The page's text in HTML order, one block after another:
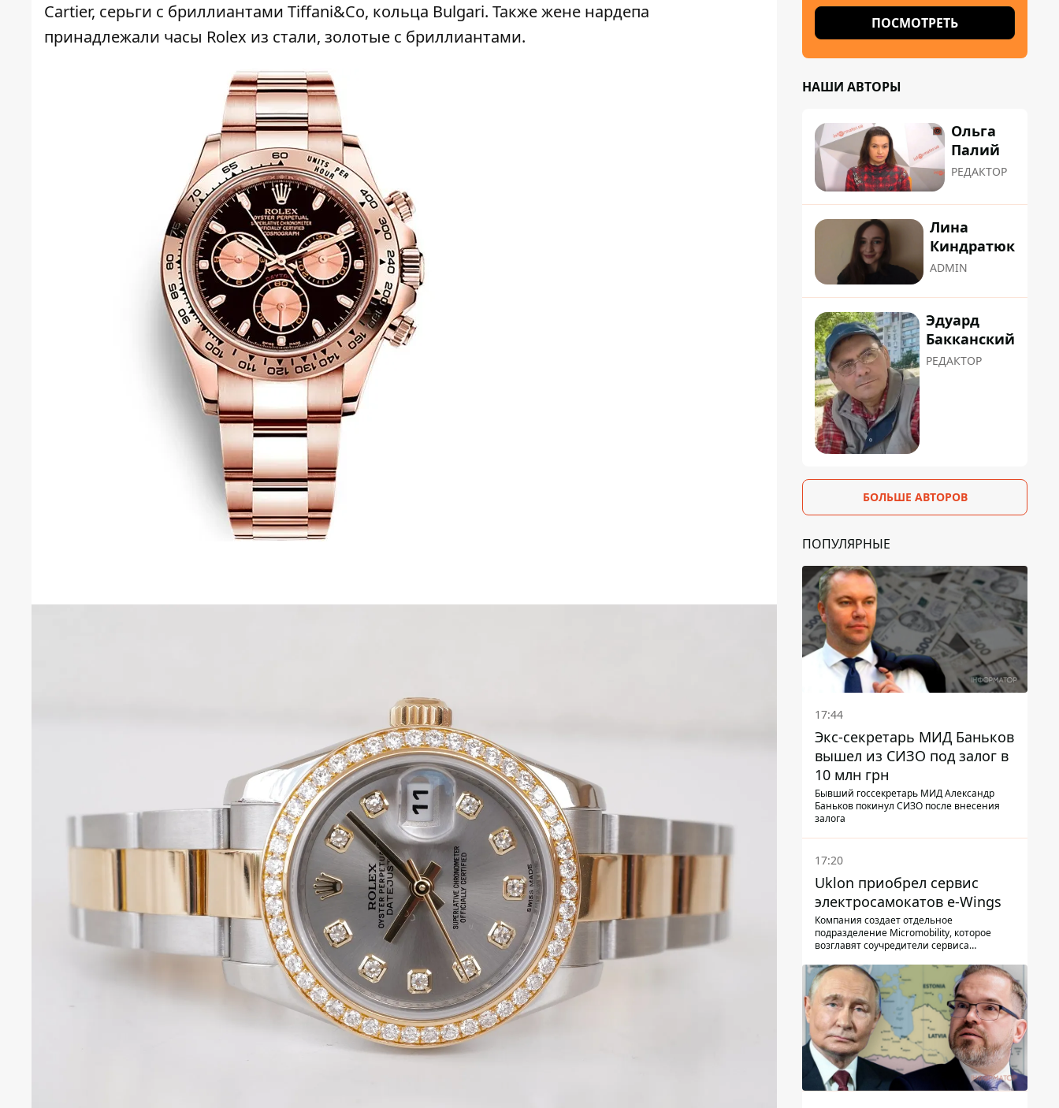
Cartier, серьги с бриллиантами Tiffani&Co, кольца Bulgari. Также жене нардепа
принадлежали часы Rolex из стали, золотые с бриллиантами.
ПОСМОТРЕТЬ
НАШИ АВТОРЫ
Ольга
Палий
РЕДАКТОР
Лина
Киндратюк
ADMIN
Эдуард
Бакканский
РЕДАКТОР
БОЛЬШЕ АВТОРОВ
ПОПУЛЯРНЫЕ
17:44
Экс-секретарь МИД Баньков
вышел из СИЗО под залог в
10 млн грн
Бывший госсекретарь МИД Александр
Баньков покинул СИЗО после внесения
залога
17:20
Uklon приобрел сервис
электросамокатов e-Wings
Компания создает отдельное
подразделение Micromobility, которое
возглавят соучредители сервиса